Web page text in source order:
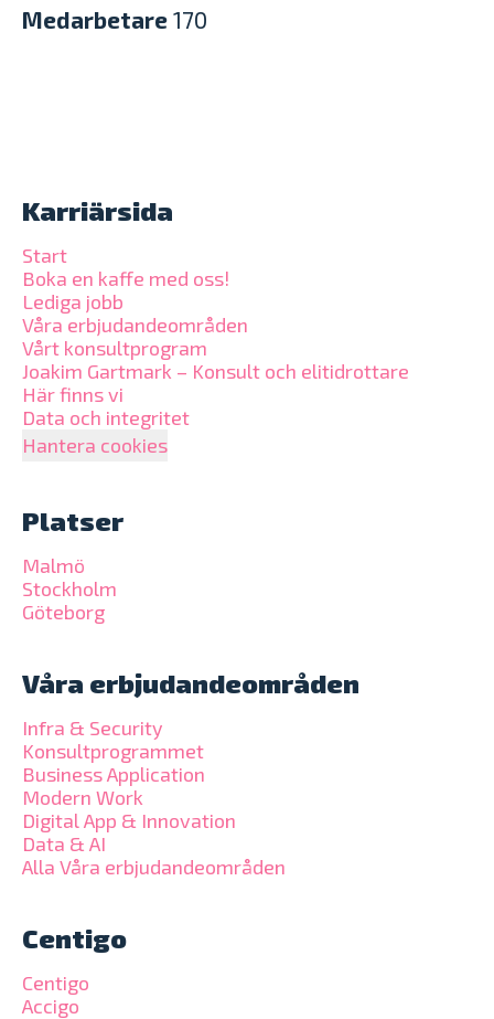
Medarbetare 170
Karriärsida
Start
Boka en kaffe med oss!
Lediga jobb
Våra erbjudandeområden
Vårt konsultprogram
Joakim Gartmark – Konsult och elitidrottare
Här finns vi
Data och integritet
Hantera cookies
Platser
Malmö
Stockholm
Göteborg
Våra erbjudandeområden
Infra & Security
Konsultprogrammet
Business Application
Modern Work
Digital App & Innovation
Data & AI
Alla Våra erbjudandeområden
Centigo
Centigo
Accigo